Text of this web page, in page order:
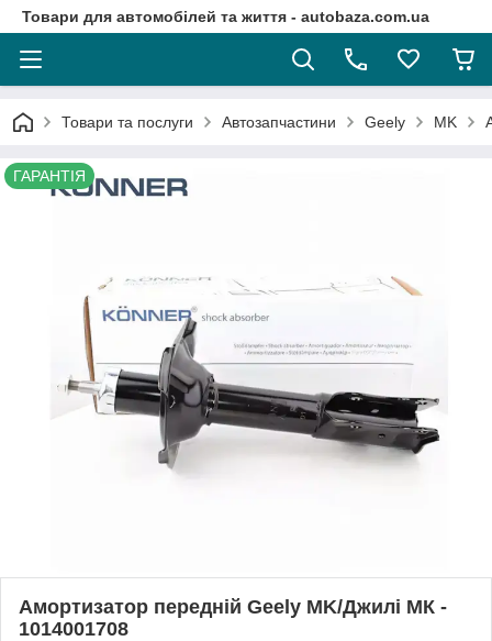
Товари для автомобілей та життя - autobaza.com.ua
Товари та послуги Автозапчастини Geely MK
ГАРАНТІЯ
Амортизатор передній Geely MK/Джилі МК -
1014001708